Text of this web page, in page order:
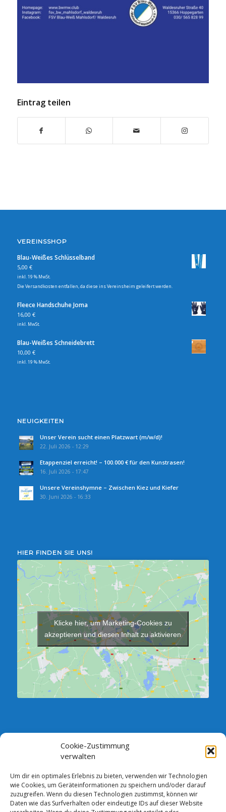
Cookie-Zustimmung
verwalten
Um dir ein optimales Erlebnis zu bieten, verwenden wir Technologien
wie Cookies, um Geräteinformationen zu speichern und/oder darauf
zuzugreifen. Wenn du diesen Technologien zustimmst, können wir
Daten wie das Surfverhalten oder eindeutige IDs auf dieser Website
Eintrag teilen
VEREINSSHOP
Blau-Weißes Schlüsselband
5,00 €
inkl. 19 % MwSt.
Die Versandkosten entfallen, da diese ins Vereinsheim geleifert werden.
Fleece Handschuhe Joma
16,00 €
inkl. MwSt.
Blau-Weißes Schneidebrett
10,00 €
inkl. 19 % MwSt.
NEUIGKEITEN
Unser Verein sucht einen Platzwart (m/w/d)!
22. Juli 2026 - 12:29
Etappenziel erreicht! – 100.000 € für den Kunstrasen!
16. Juli 2026 - 17:47
Unsere Vereinshymne – Zwischen Kiez und Kiefer
30. Juni 2026 - 16:33
HIER FINDEN SIE UNS!
Klicke hier, um Marketing-Cookies zu
akzeptieren und diesen Inhalt zu aktivieren
SPRECHSTUNDE DES VORSTANDES:
Jeden Dienstag zwischen 18.00 und 19.00 Uhr im Verein,
Vorstandszimmer (Neubau)
Andere Termine sind nach telefonischer Absprache möglich.
Bankverbindung: Comerzbank AG DE13 1208 0000 4387 2105 00